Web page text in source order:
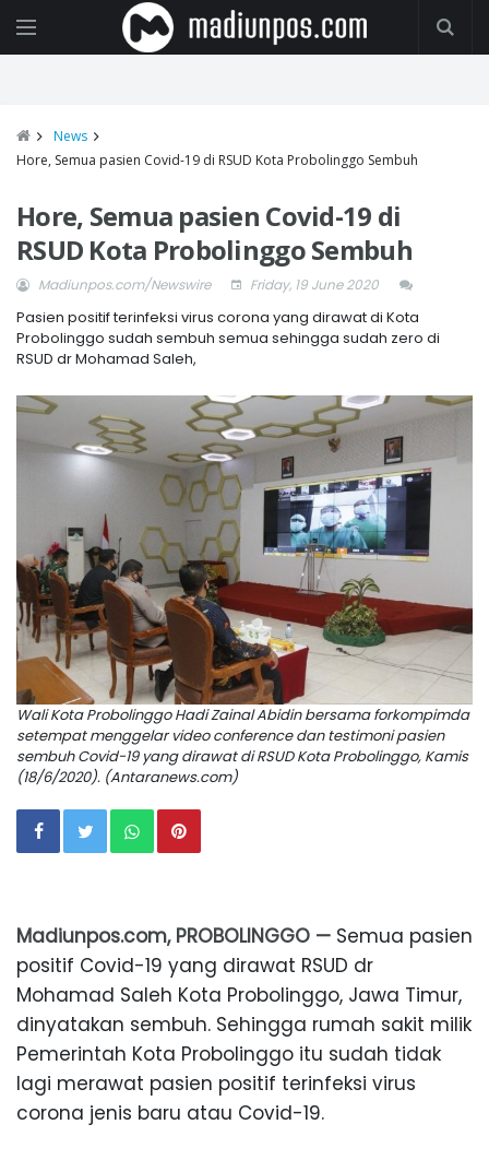
News
Hore, Semua pasien Covid-19 di RSUD Kota Probolinggo Sembuh
Hore, Semua pasien Covid-19 di
RSUD Kota Probolinggo Sembuh
Madiunpos.com/Newswire Friday, 19 June 2020
Pasien positif terinfeksi virus corona yang dirawat di Kota
Probolinggo sudah sembuh semua sehingga sudah zero di
RSUD dr Mohamad Saleh,
Wali Kota Probolinggo Hadi Zainal Abidin bersama forkompimda
setempat menggelar video conference dan testimoni pasien
sembuh Covid-19 yang dirawat di RSUD Kota Probolinggo, Kamis
(18/6/2020). (Antaranews.com)
Madiunpos.com, PROBOLINGGO — Semua pasien
positif Covid-19 yang dirawat RSUD dr
Mohamad Saleh Kota Probolinggo, Jawa Timur,
dinyatakan sembuh. Sehingga rumah sakit milik
Pemerintah Kota Probolinggo itu sudah tidak
lagi merawat pasien positif terinfeksi virus
corona jenis baru atau Covid-19.